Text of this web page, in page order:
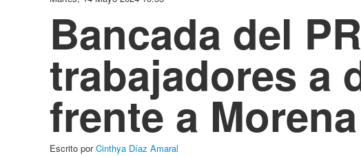
Bancada del
trabajadores a
frente a Morena
Escrito porCinthya Díaz Amaral